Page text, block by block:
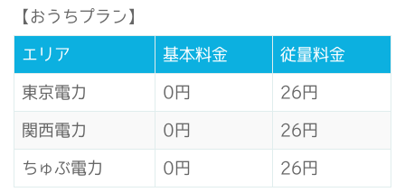
【おうちプラン】
エリア 基本料金 従量料金
東京電力 0円 26円
関西電力 0円 26円
ちゅぶ電力 0円 26円